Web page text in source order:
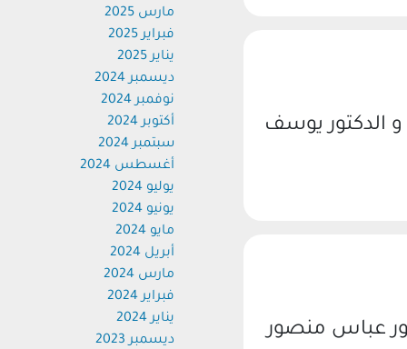
يوسف
عباس منصور
مارس 2025
فبراير 2025
يناير 2025
ديسمبر 2024
نوفمبر 2024
أكتوبر 2024
سبتمبر 2024
أغسطس 2024
يوليو 2024
يونيو 2024
مايو 2024
أبريل 2024
مارس 2024
فبراير 2024
يناير 2024
ديسمبر 2023